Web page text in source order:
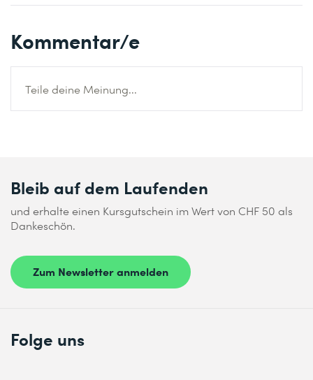
Kommentar/e
Teile deine Meinung...
Bleib auf dem Laufenden
und erhalte einen Kursgutschein im Wert von CHF 50 als
Dankeschön.
Zum Newsletter anmelden
Folge uns